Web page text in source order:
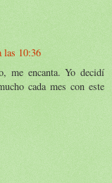
las 10:36
me encanta. Yo decidí
cada mes con este